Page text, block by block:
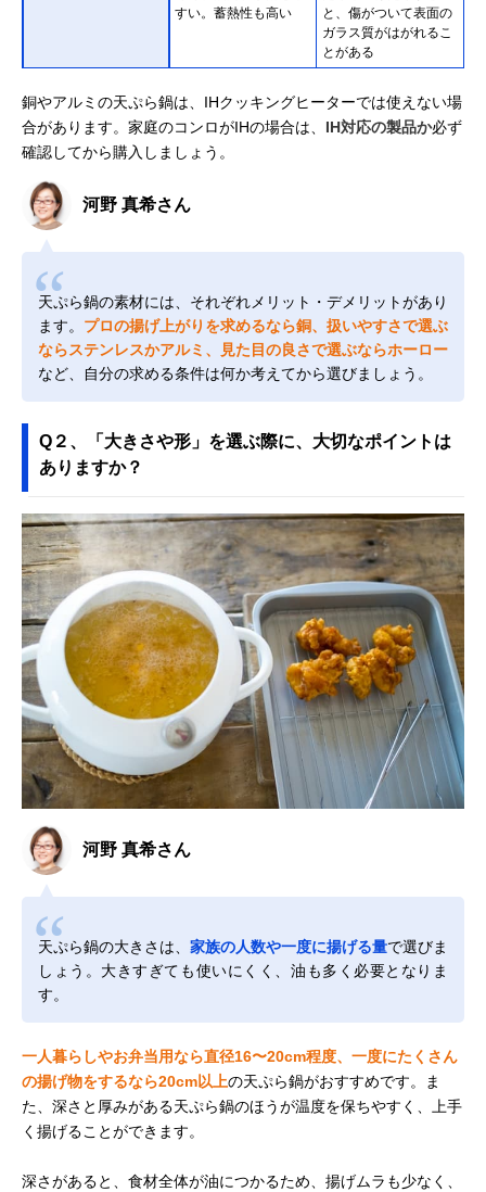
すい。蓄熱性も高い
と、傷がついて表面の
ガラス質がはがれるこ
とがある
銅やアルミの天ぷら鍋は、IHクッキングヒーターでは使えない場
合があります。家庭のコンロがIHの場合は、 IH対応の製品か必ず
確認してから購入しましょう。
河野 真希さん
天ぷら鍋の素材には、それぞれメリット・デメリットがあり
ます。 プロの揚げ上がりを求めるなら銅、扱いやすさで選ぶ
ならステンレスかアルミ、見た目の良さで選ぶならホーロー
など、自分の求める条件は何か考えてから選びましょう。
Q２、「大きさや形」を選ぶ際に、大切なポイントは
ありますか？
河野 真希さん
天ぷら鍋の大きさは、 家族の人数や一度に揚げる量で選びま
しょう。大きすぎても使いにくく、油も多く必要となりま
す。
一人暮らしやお弁当用なら直径16〜20cm程度、一度にたくさん
の揚げ物をするなら20cm以上の天ぷら鍋がおすすめです。ま
た、深さと厚みがある天ぷら鍋のほうが温度を保ちやすく、上手
く揚げることができます。
深さがあると、食材全体が油につかるため、揚げムラも少なく、